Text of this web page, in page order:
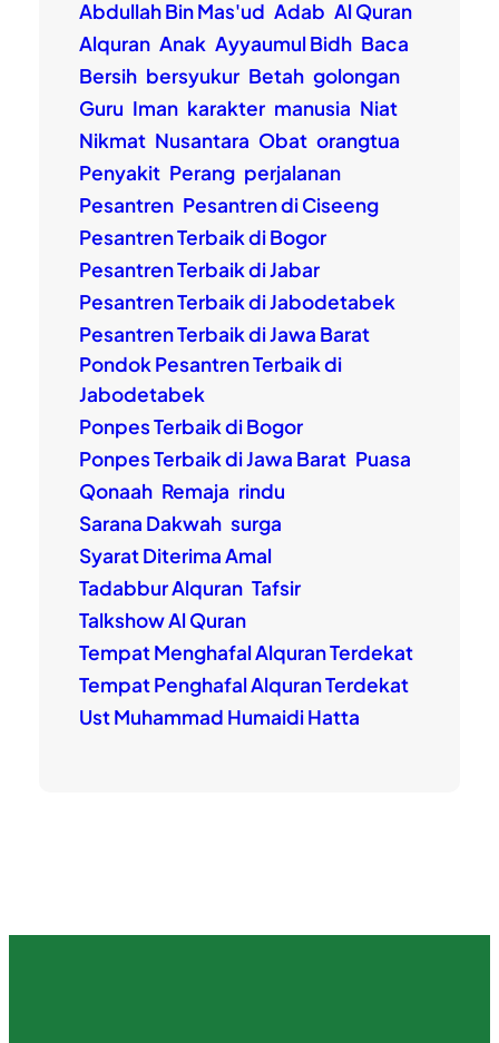
Abdullah Bin Mas'ud Adab Al Quran
Alquran Anak Ayyaumul Bidh Baca
Bersih bersyukur Betah golongan
Guru Iman karakter manusia Niat
Nikmat Nusantara Obat orangtua
Penyakit Perang perjalanan
Pesantren Pesantren di Ciseeng
Pesantren Terbaik di Bogor
Pesantren Terbaik di Jabar
Pesantren Terbaik di Jabodetabek
Pesantren Terbaik di Jawa Barat
Pondok Pesantren Terbaik di
Jabodetabek
Ponpes Terbaik di Bogor
Ponpes Terbaik di Jawa Barat Puasa
Qonaah Remaja rindu
Sarana Dakwah surga
Syarat Diterima Amal
Tadabbur Alquran Tafsir
Talkshow Al Quran
Tempat Menghafal Alquran Terdekat
Tempat Penghafal Alquran Terdekat
Ust Muhammad Humaidi Hatta